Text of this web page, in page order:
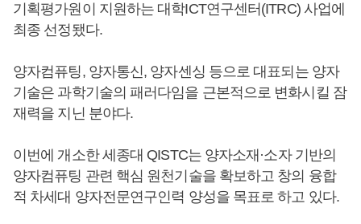
기획평가원이 지원하는 대학ICT연구센터(ITRC) 사업에
최종 선정됐다.
양자컴퓨팅, 양자통신, 양자센싱 등으로 대표되는 양자
기술은 과학기술의 패러다임을 근본적으로 변화시킬 잠
재력을 지닌 분야다.
이번에 개소한 세종대 QISTC는 양자소재·소자 기반의
양자컴퓨팅 관련 핵심 원천기술을 확보하고 창의 융합
적 차세대 양자전문연구인력 양성을 목표로 하고 있다.